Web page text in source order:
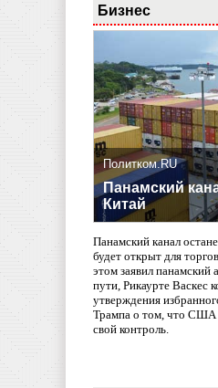
Бизнес
Политком.RU
Панамский
Китай
Панамский канал
будет открыт для
этом заявил панамский
пути, Рикаурте Васкес
утверждения
Трампа о том, что США
свой контроль.